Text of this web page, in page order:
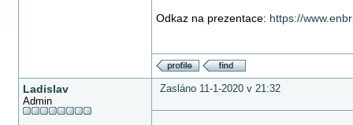
Odkaz na prezentace: https://
Ladislav
Admin
Zasláno 11-1-2020 v 21:32